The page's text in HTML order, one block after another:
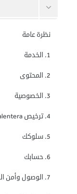
نظرة عامة
1. الخدمة
2. المحتوى
3. الخصوصية
4. ترخيص Talentera لك
5. سلوكك
6. حسابك
7. الوصول وأمن البيانات